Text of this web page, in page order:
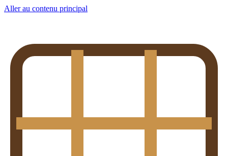
Aller au contenu principal